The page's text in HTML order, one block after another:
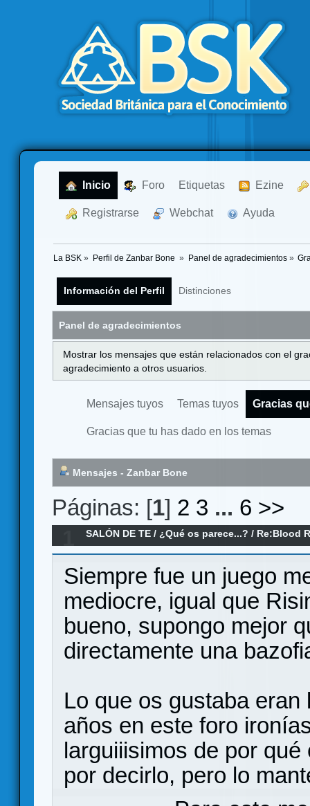
Inicio Foro Etiquetas Ezine
Registrarse Webchat Ayuda
La BSK » Perfil de Zanbar Bone » Panel de agradecimientos»
Información del Perfil Distinciones
Panel de agradecimientos
Mostrar los mensajes que están relacionados con el
agradecimiento a otros usuarios.
Mensajes tuyos Temas tuyos Gracias
Gracias que tu has dado en los temas
Mensajes - Zanbar Bone
Páginas: [1] 2 3 ... 6 >>
SALÓN DE TE /¿Qué os parece...? / Re:Blood
Siempre fue un juego
mediocre, igual que
bueno, supongo mejor
directamente una
Lo que os gustaba
años en este foro
larguiiisimos de por
por decirlo, pero lo